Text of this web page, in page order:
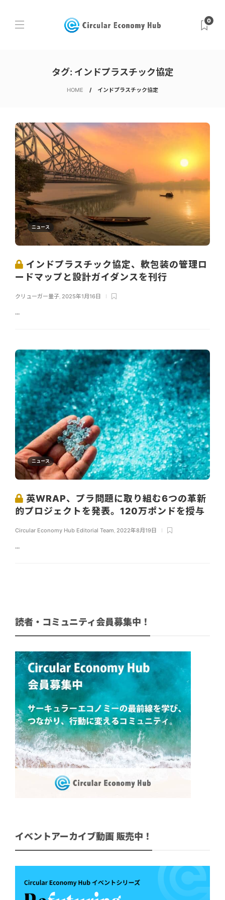
0
タグ: インドプラスチック協定
HOME インドプラスチック協定
ニュース
インドプラスチック協定、軟包装の管理ロ
ードマップと設計ガイダンスを刊行
クリューガー量子, 2025年1月16日
...
ニュース
英WRAP、プラ問題に取り組む6つの革新
的プロジェクトを発表。120万ポンドを授与
Circular Economy Hub Editorial Team 2022年8月19日
...
読者・コミュニティ会員募集中！
イベントアーカイブ動画 販売中！